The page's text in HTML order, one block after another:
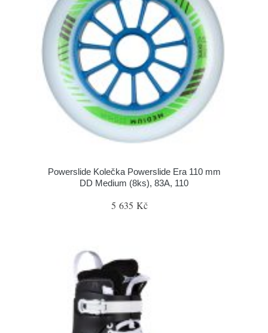
Powerslide Kolečka Powerslide Era 110 mm
DD Medium (8ks), 83A, 110
5 635 Kč